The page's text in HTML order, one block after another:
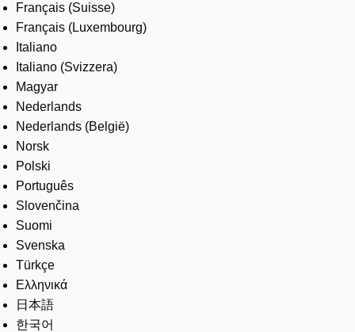
Français (Suisse)
Français (Luxembourg)
Italiano
Italiano (Svizzera)
Magyar
Nederlands
Nederlands (België)
Norsk
Polski
Português
Slovenčina
Suomi
Svenska
Türkçe
Ελληνικά
日本語
한국어